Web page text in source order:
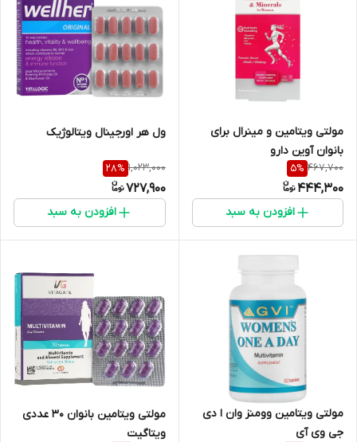
مولتی ویتامین و مینرال برای
بانوان آوین دارو
467,700
5%
444,300
افزودن به سبد
ول هر اورجینال ویتالوژیک
1,023,000
28%
727,900
افزودن به سبد
مولتی ویتامین وومنز وان ا دی
جی وی آی
مولتی ویتامین بانوان 30 عددی
ویتاگیت